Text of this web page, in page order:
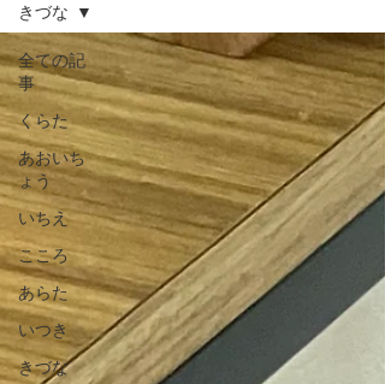
全ての記
事
くらた
あおいち
ょう
いちえ
こころ
あらた
いつき
きづな
きづな